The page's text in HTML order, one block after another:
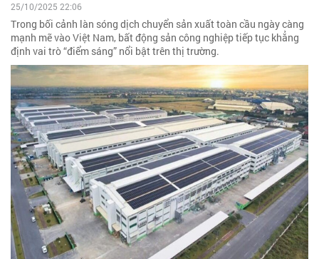
25/10/2025 22:06
Trong bối cảnh làn sóng dịch chuyển sản xuất toàn cầu ngày càng
mạnh mẽ vào Việt Nam, bất động sản công nghiệp tiếp tục khẳng
định vai trò “điểm sáng” nổi bật trên thị trường.